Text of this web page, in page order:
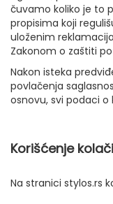
čuvamo koliko je to
propisima koji
uloženim
Zakonom o zaštiti
Nakon isteka
povlačenja
osnovu, svi podaci
Korišćenje
Na stranici stylos.rs